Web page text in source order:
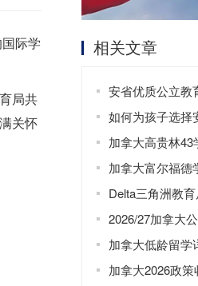
际学
局共
关怀
相关文章
安省优质公立教
主教教育局
如何为孩子选择
目？
加拿大高贵林
元教育！
加拿大富尔福德
深耕个性化教育
Delta三角洲教
育首选
2026/27加拿大
加拿大低龄留学
加拿大2026政